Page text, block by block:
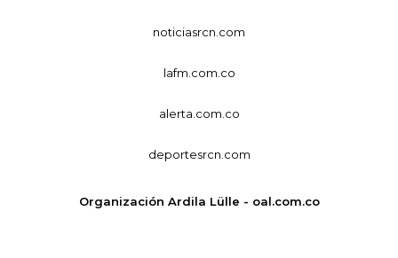
noticiasrcn.com
lafm.com.co
alerta.com.co
deportesrcn.com
Organización Ardila Lülle - oal.com.co